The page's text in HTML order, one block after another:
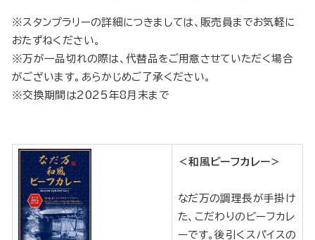
※スタンプラリーの詳細につきましては、販売員までお気軽に
おたずねください。
※万が一品切れの際は、代替品をご用意させていただく場合
がございます。あらかじめご了承ください。
※交換期間は2025年8月末まで
＜和風ビーフカレー＞
なだ万の調理長が手掛け
た、こだわりのビーフカレ
ーです。後引くスパイスの